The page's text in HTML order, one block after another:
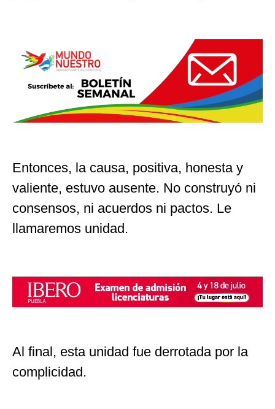
Entonces, la causa, positiva, honesta y
valiente, estuvo ausente. No construyó ni
consensos, ni acuerdos ni pactos. Le
llamaremos unidad.
Al final, esta unidad fue derrotada por la
complicidad.